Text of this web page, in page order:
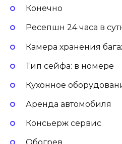
Конечно
Ресепшн 24 часа в
Камера хранения
Тип сейфа: в номере
Кухонное
Аренда автомобиля
Консьерж сервис